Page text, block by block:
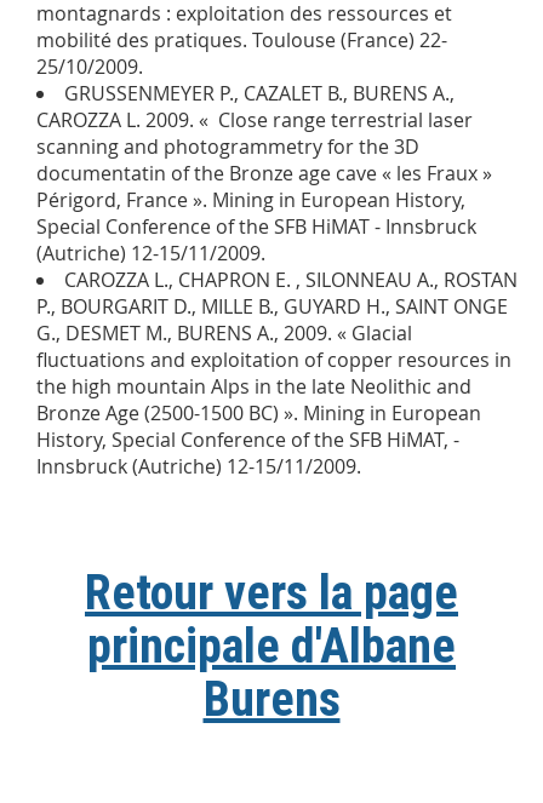
montagnards : exploitation des ressources et
mobilité des pratiques. Toulouse (France) 22-
25/10/2009.
GRUSSENMEYER P., CAZALET B., BURENS A.,
CAROZZA L. 2009. « Close range terrestrial laser
scanning and photogrammetry for the 3D
documentatin of the Bronze age cave « les Fraux »
Périgord, France ». Mining in European History,
Special Conference of the SFB HiMAT - Innsbruck
(Autriche) 12-15/11/2009.
CAROZZA L., CHAPRON E. , SILONNEAU A., ROSTAN
P., BOURGARIT D., MILLE B., GUYARD H., SAINT ONGE
G., DESMET M., BURENS A., 2009. « Glacial
fluctuations and exploitation of copper resources in
the high mountain Alps in the late Neolithic and
Bronze Age (2500-1500 BC) ». Mining in European
History, Special Conference of the SFB HiMAT, -
Innsbruck (Autriche) 12-15/11/2009.
Retour vers la page
principale d'Albane
Burens